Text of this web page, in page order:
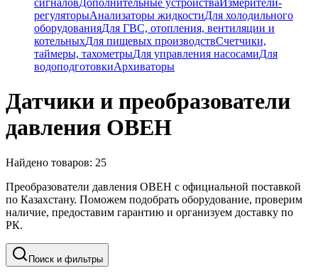
регуляторыАнализаторы жидкостиДля холодильного
оборудованияДля ГВС, отопления, вентиляции и
котельныхДля пищевых производствСчетчики,
таймеры, тахометрыДля управления насосамиДля
водоподготовкиАрхиваторы
Датчики и преобразователи
давления ОВЕН
Найдено товаров: 25
Преобразователи давления ОВЕН с официальной поставкой
по Казахстану. Поможем подобрать оборудование, проверим
наличие, предоставим гарантию и организуем доставку по
РК.
Поиск и фильтры